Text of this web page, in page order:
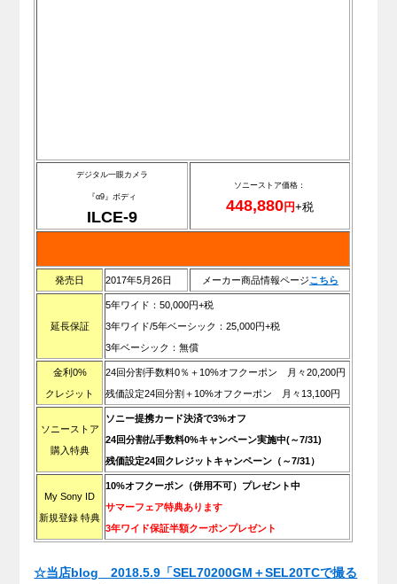
デジタル一眼カメラ
『α9』ボディ
ILCE-9
ソニーストア価格：
448,880円+税
発売日 2017年5月26日 メーカー商品情報ページこちら
延長保証
5年ワイド：50,000円+税
3年ワイド/5年ベーシック：25,000円+税
3年ベーシック：無償
金利0%
クレジット
24回分割手数料0％＋10%オフクーポン 月々20,200円
残価設定24回分割＋10%オフクーポン 月々13,100円
ソニーストア
購入特典
ソニー提携カード決済で3%オフ
24回分割払手数料0%キャンペーン実施中(～7/31)
残価設定24回クレジットキャンペーン（～7/31）
My Sony ID
新規登録 特典
10%オフクーポン（併用不可）プレゼント中
サマーフェア特典あります
3年ワイド保証半額クーポンプレゼント
☆当店blog 2018.5.9「SEL70200GM＋SEL20TCで撮る